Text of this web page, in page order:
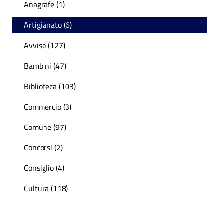
Anagrafe (1)
Artigianato (6)
Avviso (127)
Bambini (47)
Biblioteca (103)
Commercio (3)
Comune (97)
Concorsi (2)
Consiglio (4)
Cultura (118)